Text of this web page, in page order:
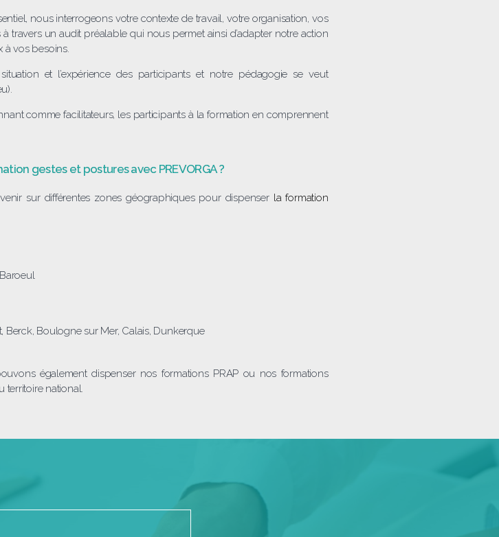
nous interrogeons votre contexte de travail, votre organisation, vos
travers un audit préalable qui nous permet ainsi d’adapter notre action
à vos besoins.
et l’expérience des participants et notre pédagogie se veut
comme facilitateurs, les participants à la formation en comprennent
gestes et postures avec PREVORGA ?
sur différentes zones géographiques pour dispenser la formation
Berck, Boulogne sur Mer, Calais, Dunkerque
également dispenser nos formations PRAP ou nos formations
territoire national.